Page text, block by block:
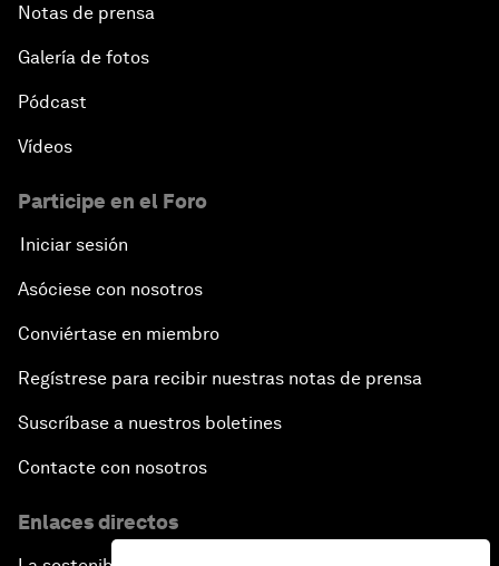
Notas de prensa
Galería de fotos
Pódcast
Vídeos
Participe en el Foro
Iniciar sesión
Asóciese con nosotros
Conviértase en miembro
Regístrese para recibir nuestras notas de prensa
Suscríbase a nuestros boletines
Contacte con nosotros
Enlaces directos